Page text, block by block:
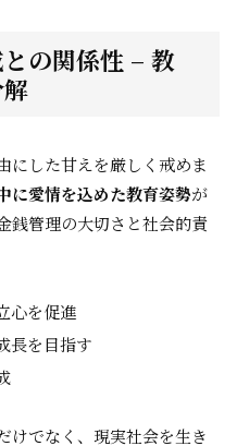
の関係性 – 教
にした甘えを厳しく戒めま
に愛情を込めた教育姿勢が
銭管理の大切さと社会的責
心を促進
長を目指す
けでなく、現実社会を生き